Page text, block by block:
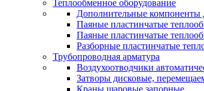
Теплообменное оборудование
Дополнительные компоненты
Паяные пластинчатые
Паяные пластинчатые
Разборные пластинчатые
Трубопроводная арматура
Воздухоотводчики
Затворы дисковые,
Краны шаровые запорные